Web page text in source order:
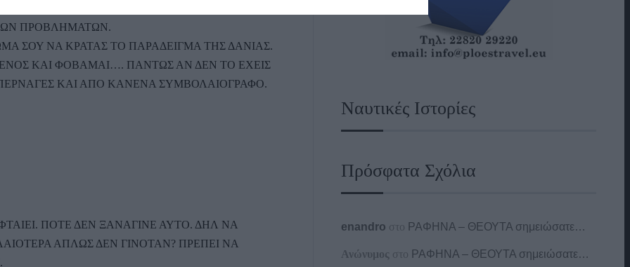
ΑΥΤΟΙ ΣΤΑ ΠΛΑΙΣΙΑ ΤΟΥ ΦΥΣΙΟΛΟΓΙΚΟΥ
ΠΡΟΒΛΗΜΑΤΩΝ.
ΣΟΥ ΝΑ ΚΡΑΤΑΣ ΤΟ ΠΑΡΑΔΕΙΓΜΑ ΤΗΣ ΔΑΝΙΑΣ.
ΚΑΙ ΦΟΒΑΜΑΙ…. ΠΑΝΤΩΣ ΑΝ ΔΕΝ ΤΟ ΕΧΕΙΣ
ΚΑΙ ΑΠΟ ΚΑΝΕΝΑ ΣΥΜΒΟΛΑΙΟΓΡΑΦΟ.
ΠΟΤΕ ΔΕΝ ΞΑΝΑΓΙΝΕ ΑΥΤΟ. ΔΗΛ ΝΑ
ΑΠΛΩΣ ΔΕΝ ΓΙΝΟΤΑΝ? ΠΡΕΠΕΙ ΝΑ
Ναυτικές Ιστορίες
Πρόσφατα Σχόλια
enandro στο ΡΑΦΗΝΑ – ΘΕΟΥΤΑ σημειώσατε…
Ανώνυμος στο ΡΑΦΗΝΑ – ΘΕΟΥΤΑ σημειώσατε…